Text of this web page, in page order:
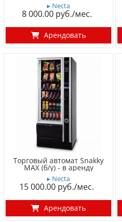
▸ Necta
8 000.00
Арендовать
Торговый автомат Snakky
MAX (б/у) - в аренду
▸ Necta
15 000.00
Арендовать